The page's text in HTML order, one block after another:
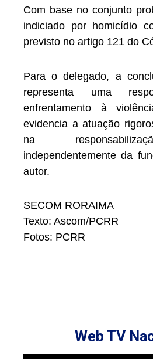
Com base no conjunto
indiciado por homicídio
previsto no artigo 121 do
Para o delegado, a
representa uma
enfrentamento à
evidencia a atuação
na
independentemente da
autor.
SECOM RORAIMA
Texto: Ascom/PCRR
Fotos: PCRR
Web TV